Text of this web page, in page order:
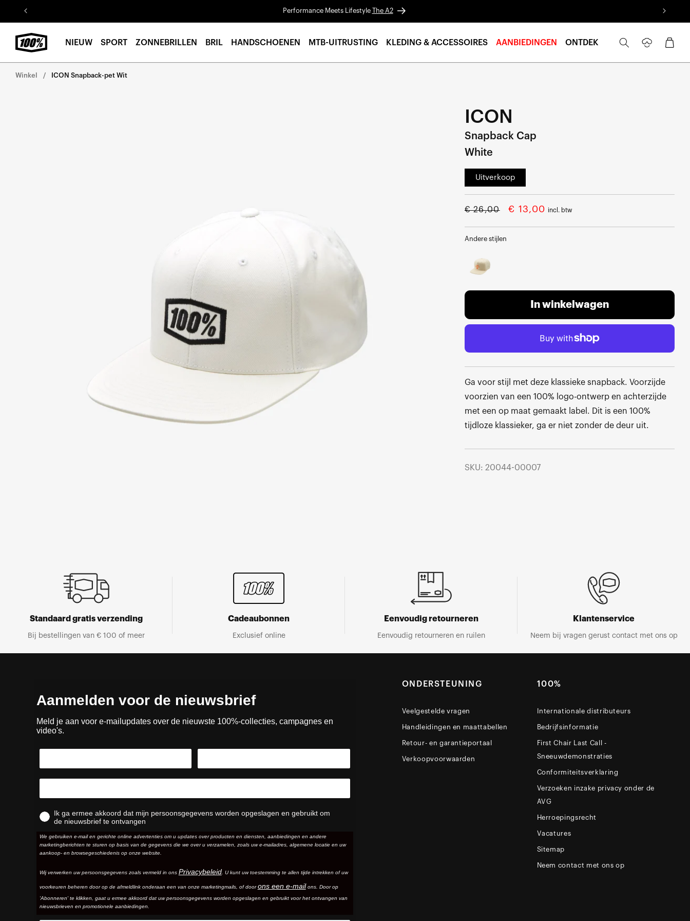
de
Performance Meets Lifestyle The A2
NIEUW SPORT ZONNEBRILLEN BRIL HANDSCHOENEN MTB-UITRUSTING KLEDING & ACCESSOIRES AANBIEDINGEN ONTDEK Inloggen
Winkel ICON Snapback-pet Wit
ICON
Snapback Cap
White
Uitverkoop
Normale
€ 26,00 Aanbiedingsprijs
€ 13,00 incl. btw
Andere stijlen
In winkelwagen
Ga voor stijl met deze klassieke snapback. Voorzijde
voorzien van een 100% logo-ontwerp en achterzijde
met een op maat gemaakt label. Dit is een 100%
tijdloze klassieker, ga er niet zonder de deur uit.
SKU: 20044-00007
Standaard gratis verzending
Bij bestellingen van € 100 of meer
Cadeaubonnen
Exclusief online
Eenvoudig retourneren
Eenvoudig retourneren en ruilen
Klantenservice
Neem bij vragen gerust contact met ons op
Aanmelden voor de nieuwsbrief
Meld je aan voor e-mailupdates over de nieuwste 100%-collecties, campagnes en
video's.
Ik ga ermee akkoord dat mijn persoonsgegevens worden opgeslagen en gebruikt om
de nieuwsbrief te ontvangen
We gebruiken e-mail en gerichte online advertenties om u updates over producten en diensten, aanbiedingen en andere
marketingberichten te sturen op basis van de gegevens die we over u verzamelen, zoals uw e-mailadres, algemene locatie en uw
aankoop- en browsegeschiedenis op onze website.
Wij verwerken uw persoonsgegevens zoals vermeld in ons Privacybeleid. U kunt uw toestemming te allen tijde intrekken of uw
voorkeuren beheren door op de afmeldlink onderaan een van onze marketingmails, of doorons een e-mailons. Door op
'Abonneren' te klikken, gaat u ermee akkoord dat uw persoonsgegevens worden opgeslagen en gebruikt voor het ontvangen van
nieuwsbrieven en promotionele aanbiedingen.
ONDERSTEUNING
Veelgestelde vragen
Handleidingen en maattabellen
Retour- en garantieportaal
Verkoopvoorwaarden
100%
Internationale distributeurs
Bedrijfsinformatie
First Chair Last Call -
Sneeuwdemonstraties
Conformiteitsverklaring
Verzoeken inzake privacy onder de
AVG
Herroepingsrecht
Vacatures
Sitemap
Neem contact met ons op